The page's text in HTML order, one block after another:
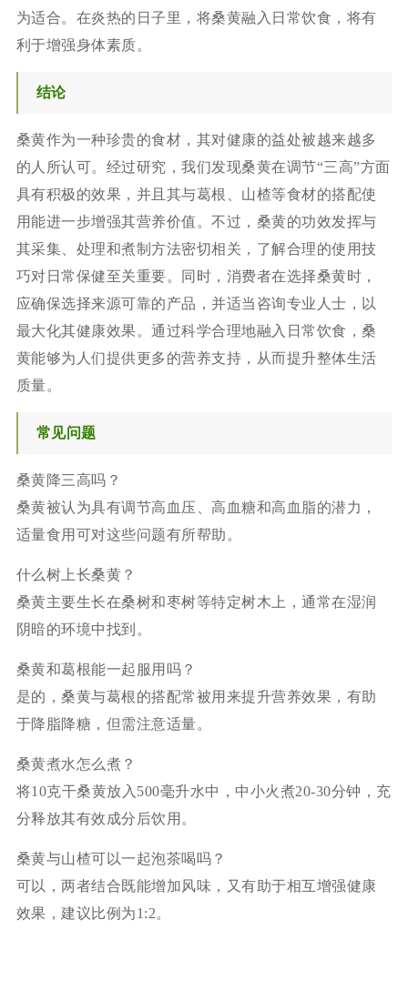
为适合。在炎热的日子里，将桑黄融入日常饮食，将有
利于增强身体素质。
结论
桑黄作为一种珍贵的食材，其对健康的益处被越来越多
的人所认可。经过研究，我们发现桑黄在调节“三高”方面
具有积极的效果，并且其与葛根、山楂等食材的搭配使
用能进一步增强其营养价值。不过，桑黄的功效发挥与
其采集、处理和煮制方法密切相关，了解合理的使用技
巧对日常保健至关重要。同时，消费者在选择桑黄时，
应确保选择来源可靠的产品，并适当咨询专业人士，以
最大化其健康效果。通过科学合理地融入日常饮食，桑
黄能够为人们提供更多的营养支持，从而提升整体生活
质量。
常见问题
桑黄降三高吗？
桑黄被认为具有调节高血压、高血糖和高血脂的潜力，
适量食用可对这些问题有所帮助。
什么树上长桑黄？
桑黄主要生长在桑树和枣树等特定树木上，通常在湿润
阴暗的环境中找到。
桑黄和葛根能一起服用吗？
是的，桑黄与葛根的搭配常被用来提升营养效果，有助
于降脂降糖，但需注意适量。
桑黄煮水怎么煮？
将10克干桑黄放入500毫升水中，中小火煮20-30分钟，充
分释放其有效成分后饮用。
桑黄与山楂可以一起泡茶喝吗？
可以，两者结合既能增加风味，又有助于相互增强健康
效果，建议比例为1:2。